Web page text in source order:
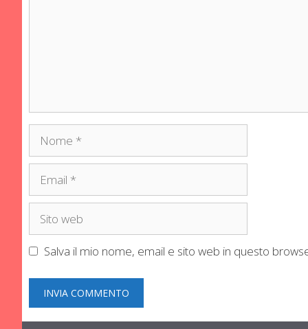
Nome
Email
Sito
Salva il mio nome, email e sito web in questo